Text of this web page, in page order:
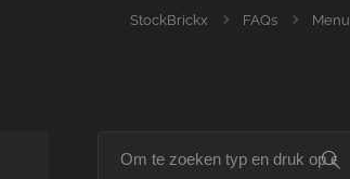
StockBrickx FAQs Menu